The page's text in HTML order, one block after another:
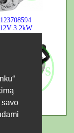
savo
123708594
12V 3.2kW